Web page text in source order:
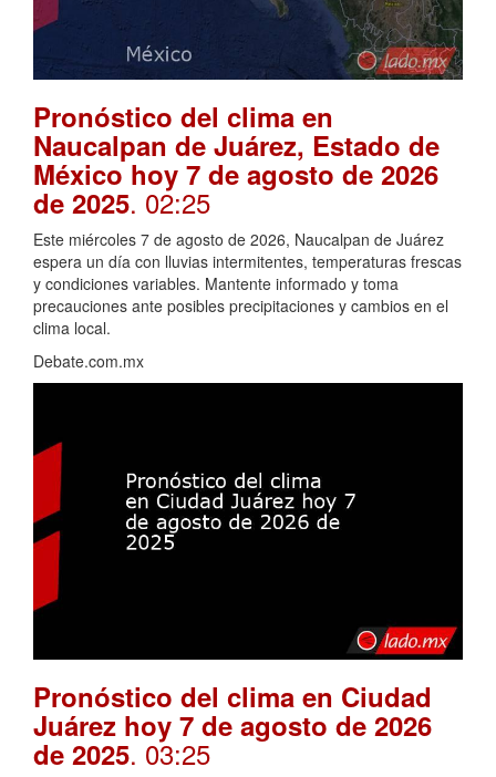
Pronóstico del clima en
Naucalpan de Juárez, Estado de
México hoy 7 de agosto de 2026
de 2025. 02:25
Este miércoles 7 de agosto de 2026, Naucalpan de Juárez
espera un día con lluvias intermitentes, temperaturas frescas
y condiciones variables. Mantente informado y toma
precauciones ante posibles precipitaciones y cambios en el
clima local.
Debate.com.mx
Pronóstico del clima en Ciudad
Juárez hoy 7 de agosto de 2026
de 2025. 03:25